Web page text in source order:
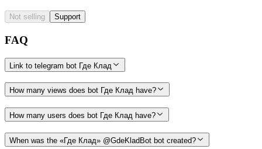
Not selling Support
FAQ
Link to telegram bot Где Клад
How many views does bot Где Клад have?
How many users does bot Где Клад have?
When was the «Где Клад» @GdeKladBot bot created?